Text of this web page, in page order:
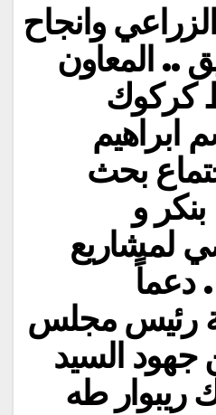
وانجاح
.. المعاون
كركوك
ابراهيم
بحث
مشاريع الـ ١٦ بنكر و
لمشاريع
. دعماً
رئيس مجلس
جهود السيد
ريبوار طه